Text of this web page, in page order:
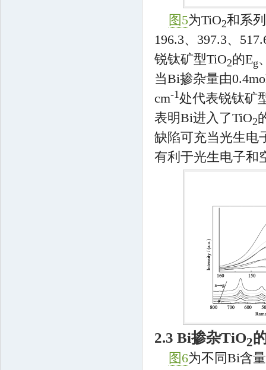
图5为TiO2和系
196.3、397.3、
锐钛矿型TiO2的Eg
当Bi掺杂量由
cm-1处代表锐钛矿
表明Bi进入了TiO2
缺陷可充当光生电
有利于光生电子和
2.3 Bi掺杂TiO2
图6为不同Bi含